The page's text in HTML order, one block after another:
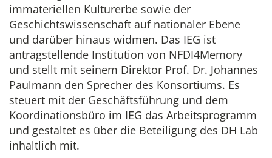
immateriellen Kulturerbe sowie der
Geschichtswissenschaft auf nationaler Ebene
und darüber hinaus widmen. Das IEG ist
antragstellende Institution von NFDI4Memory
und stellt mit seinem Direktor Prof. Dr. Johannes
Paulmann den Sprecher des Konsortiums. Es
steuert mit der Geschäftsführung und dem
Koordinationsbüro im IEG das Arbeitsprogramm
und gestaltet es über die Beteiligung des DH Lab
inhaltlich mit.